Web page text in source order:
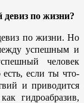
по жизни?
по жизни. Но
успешным и
человек
есть, если ты что-
и приводится
гидроабразив,